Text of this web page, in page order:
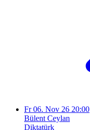
Fr 06. Nov 26 20:00
Bülent Ceylan
Diktatürk